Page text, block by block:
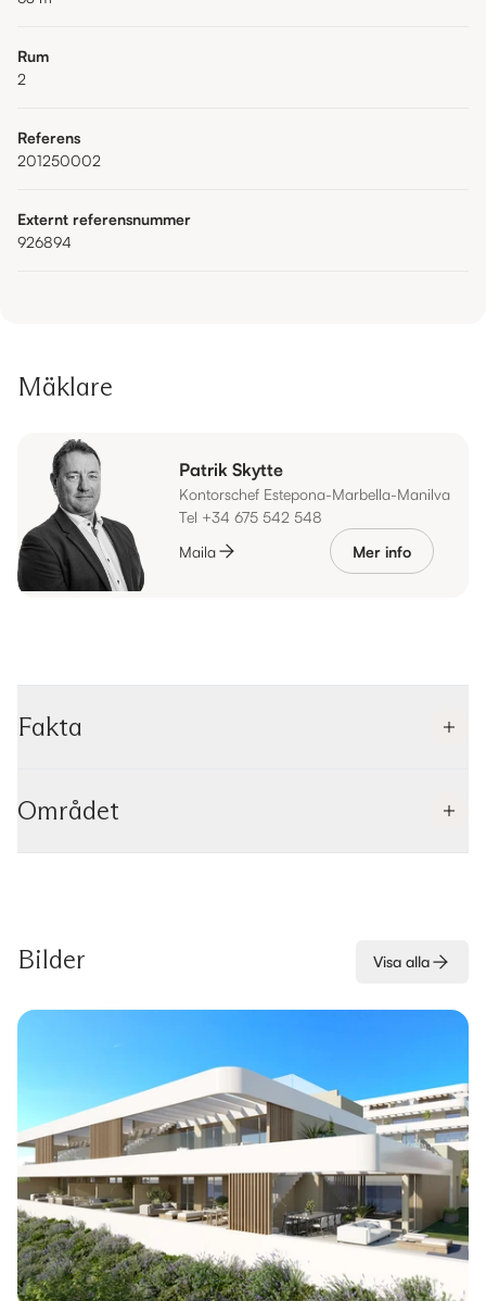
Rum
2
Referens
201250002
Externt referensnummer
926894
Mäklare
Patrik Skytte
Kontorschef Estepona-Marbella-Manilva
Tel +34 675 542 548
Maila
Mer info
Fakta
Området
Bilder Visa alla